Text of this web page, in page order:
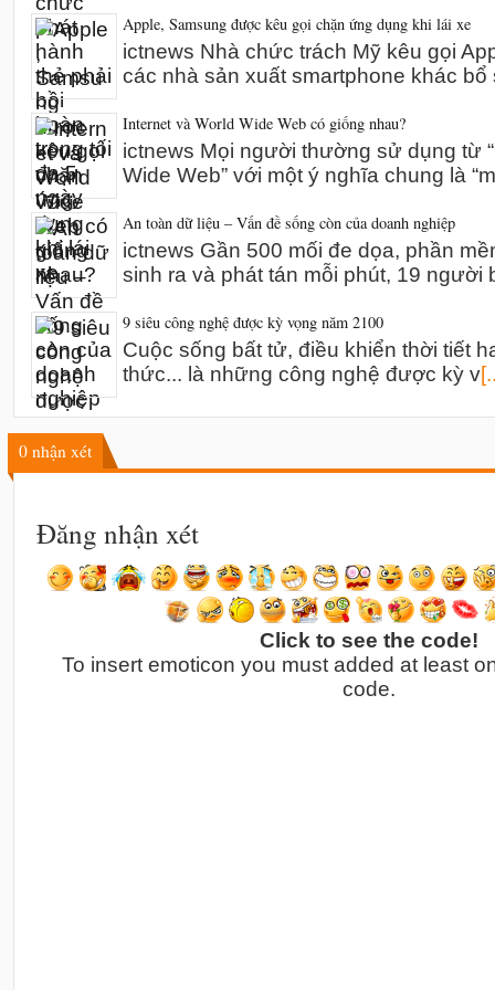
Apple, Samsung được kêu gọi chặn ứng dụng khi lái xe
ictnews Nhà chức trách Mỹ kêu gọi
các nhà sản xuất smartphone khác bổ
Internet và World Wide Web có giống nhau?
ictnews Mọi người thường sử dụng từ
Wide Web” với một ý nghĩa chung là
An toàn dữ liệu – Vấn đề sống còn của doanh nghiệp
ictnews Gần 500 mối đe dọa, phần
sinh ra và phát tán mỗi phút, 19 người
9 siêu công nghệ được kỳ vọng năm 2100
Cuộc sống bất tử, điều khiển thời tiết
thức... là những công nghệ được kỳ v
0 nhận xét
Đăng nhận xét
Click to see the code!
To insert emoticon you must added at least
code.